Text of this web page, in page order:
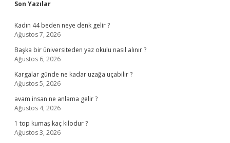
Sidebar
Son Yazılar
Kadın 44 beden neye denk gelir ?
Ağustos 7, 2026
Başka bir üniversiteden yaz okulu nasıl alınır ?
Ağustos 6, 2026
Kargalar günde ne kadar uzağa uçabilir ?
Ağustos 5, 2026
avam insan ne anlama gelir ?
Ağustos 4, 2026
1 top kumaş kaç kilodur ?
Ağustos 3, 2026